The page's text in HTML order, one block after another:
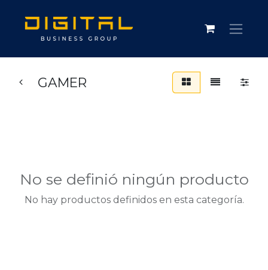
GAMER
No se definió ningún producto
No hay productos definidos en esta categoría.